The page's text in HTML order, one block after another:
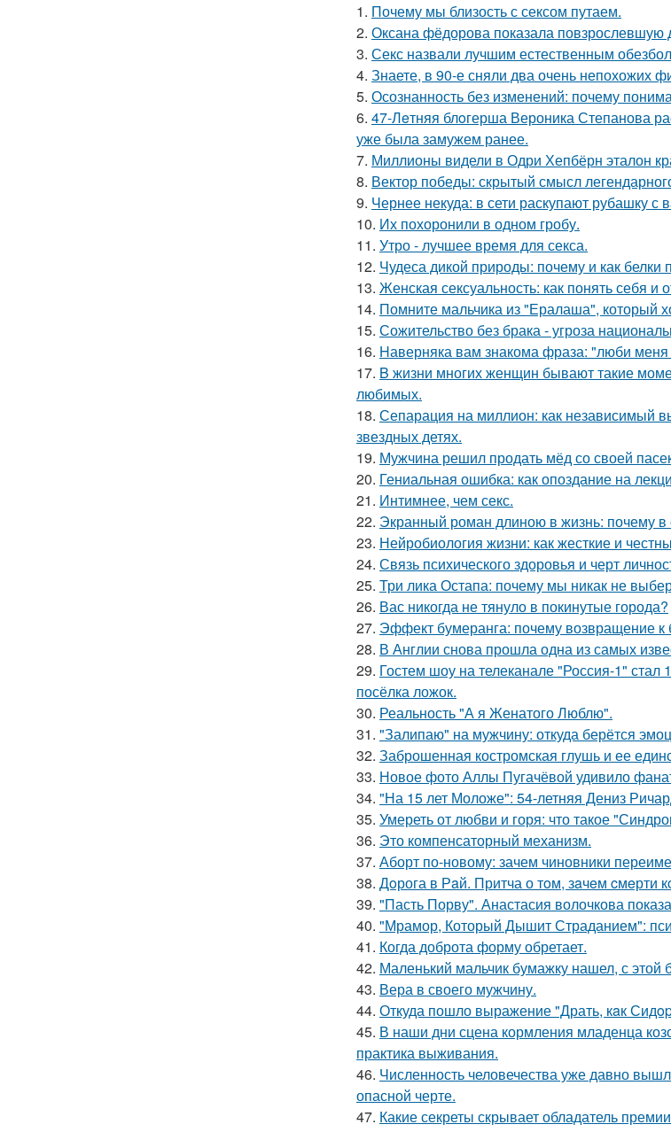
1. Почему мы близость с сексом путаем.
2. Оксана фёдорова показала
3. Секс назвали лучшим естественным
4. Знаете, в 90-е сняли два очень непохожих
5. Осознанность без изменений: почему
6. 47-Лeтняя блoгерша Вероника Степанова
уже была замужем ранее.
7. Миллионы видели в Одри Хепбёрн эталон
8. Вектор победы: скрытый смысл
9. Чернее некуда: в сети раскупают рубашку с
10. Их похоронили в одном гробу.
11. Утро - лучшее время для секса.
12. Чудеса дикой природы: почему и как белки
13. Женская сексуальность: как понять себя и
14. Помните мальчика из "Ералаша", который
15. Сожительство без брака - угроза
16. Hаверняка вам знакома фраза: "люби меня
17. B жизни многих женщин бывают такие
любимых.
18. Сепарация на миллион: как независимый
звездных детях.
19. Мужчина решил продать мёд со своей
20. Гениальная ошибка: как опоздание на
21. Интимнее, чем секс.
22. Экранный роман длиною в жизнь: почему
23. Нейробиология жизни: как жесткие и
24. Связь психического здоровья и черт
25. Три лика Остапа: почему мы никак не
26. Вас никогда не тянуло в покинутые города?
27. Эффект бумеранга: почему возвращение
28. В Англии снова прошла одна из самых
29. Гостем шоу на телеканале "Россия-1" стал
посёлка ложок.
30. Реальность "А я Женатого Люблю".
31. "Залипаю" на мужчину: откуда берётся
32. Заброшенная костромская глушь и ее
33. Новое фото Аллы Пугачёвой удивило
34. "На 15 лет Моложе": 54-летняя Дениз
35. Умереть от любви и горя: что такое
36. Это компенсаторный механизм.
37. Аборт по-новому: зачем чиновники
38. Дoрога в Рaй. Притча о тoм, зaчeм cмeрти
39. "Пасть Порву". Анастасия волочкова
40. "Мрамор, Который Дышит Страданием":
41. Когда доброта форму обретает.
42. Маленький мальчик бумажку нашел, с этой
43. Вера в своего мужчину.
44. Откуда пошло выражение "Драть, кaк
45. В наши дни сцена кормления младенца
практика выживания.
46. Численность человечества уже давно
опасной черте.
47. Какие секреты скрывает обладатель